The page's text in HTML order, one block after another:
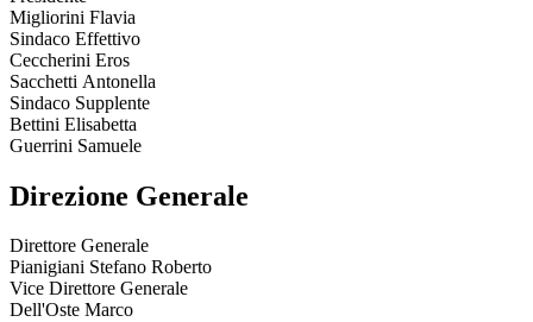
Migliorini Flavia
Sindaco Effettivo
Ceccherini Eros
Sacchetti Antonella
Sindaco Supplente
Bettini Elisabetta
Guerrini Samuele
Direzione Generale
Direttore Generale
Pianigiani Stefano Roberto
Vice Direttore Generale
Dell'Oste Marco